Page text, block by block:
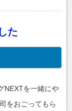
た
NEXTを一緒にや
をおごってもら